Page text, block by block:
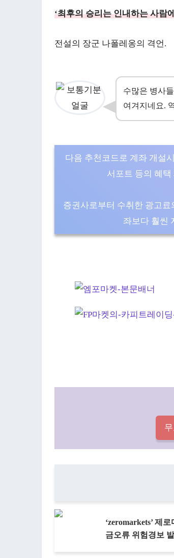
‘최후의 승리는 인내하는 사람
전설의 장군 나폴레옹의 격언.
수많은 병사
여겨지네요.
다음 추천코드로 계좌 개설
서포트 등의 혜택
증권사로부터 수취한 광고
좌보다 훨씬
‘zeromarkets’ 제
금오류 위험경보